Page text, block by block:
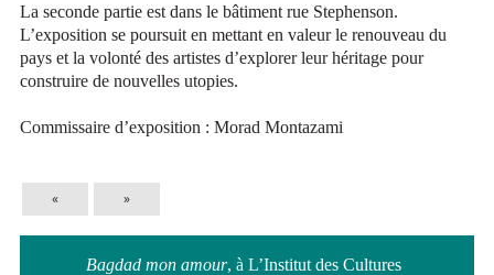
La seconde partie est dans le bâtiment rue Stephenson.
L’exposition se poursuit en mettant en valeur le renouveau du
pays et la volonté des artistes d’explorer leur héritage pour
construire de nouvelles utopies.
Commissaire d’exposition : Morad Montazami
« »
Bagdad mon amour, à L’Institut des Cultures